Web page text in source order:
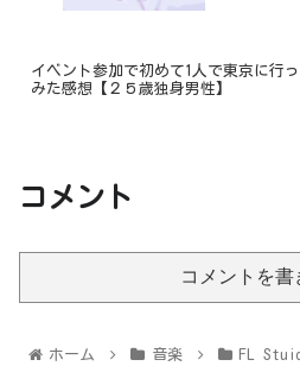
イベント参加で初めて1人で東京に行
みた感想【２５歳独身男性】
コメント
コメントを書
ホーム 音楽 FL